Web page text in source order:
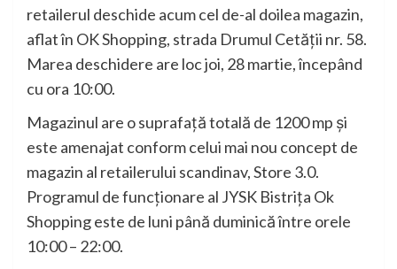
retailerul deschide acum cel de-al doilea magazin,
aflat în OK Shopping, strada Drumul Cetății nr. 58.
Marea deschidere are loc joi, 28 martie, începând
cu ora 10:00.
Magazinul are o suprafață totală de 1200 mp și
este amenajat conform celui mai nou concept de
magazin al retailerului scandinav, Store 3.0.
Programul de funcționare al JYSK Bistrița Ok
Shopping este de luni până duminică între orele
10:00 – 22:00.